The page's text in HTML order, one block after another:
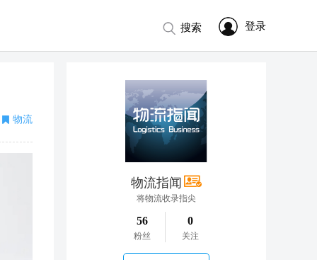
登录
搜索
物流指闻
将物流收录指尖
56
粉丝
0
关注
物流